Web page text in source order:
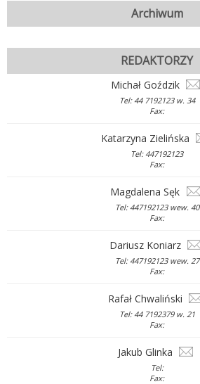
Archiwum
REDAKTORZY
Michał Goździk
Tel: 44 7192123 w. 34
Fax:
Katarzyna Zielińska
Tel: 447192123
Fax:
Magdalena Sęk
Tel: 447192123 wew. 40
Fax:
Dariusz Koniarz
Tel: 447192123 wew. 27
Fax:
Rafał Chwaliński
Tel: 44 7192379 w. 21
Fax:
Jakub Glinka
Tel:
Fax: